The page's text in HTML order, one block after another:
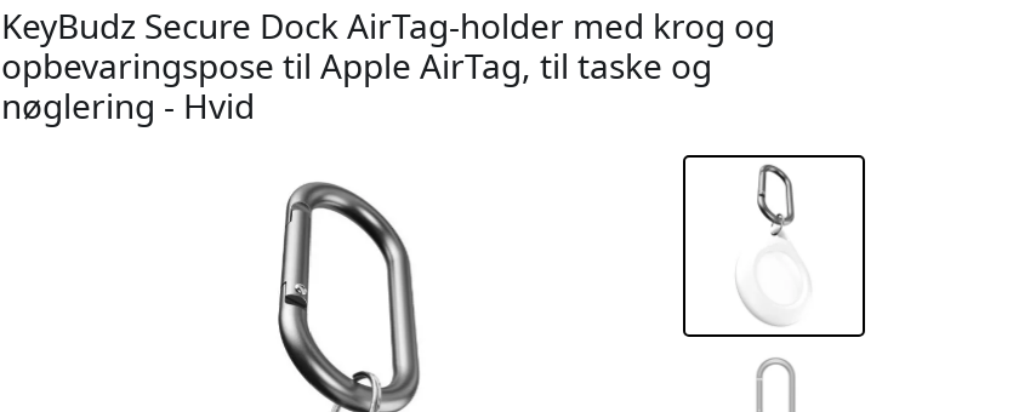
KeyBudz Secure Dock AirTag-holder med krog og
opbevaringspose til Apple AirTag, til taske og
nøglering - Hvid